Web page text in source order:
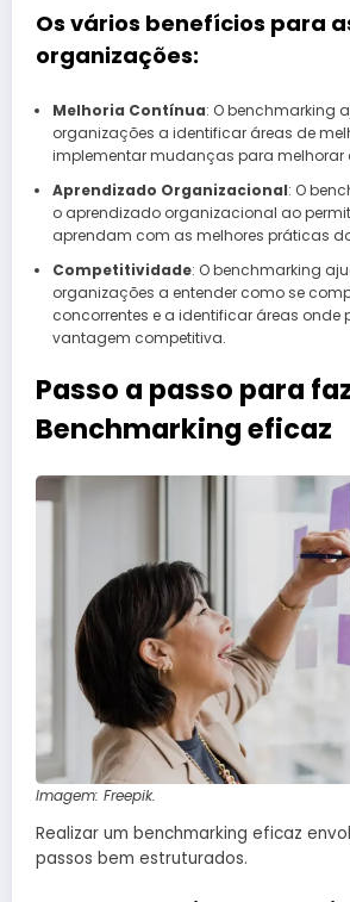
Os vários benefícios para
organizações:
Melhoria Contínua: O benchmarking
organizações a identificar áreas de
implementar mudanças para melhorar
Aprendizado Organizacional: O
o aprendizado organizacional ao
aprendam com as melhores práticas
Competitividade: O benchmarking
organizações a entender como se
concorrentes e a identificar áreas onde
vantagem competitiva.
Passo a passo para
Benchmarking eficaz
Imagem: Freepik.
Realizar um benchmarking eficaz
passos bem estruturados.